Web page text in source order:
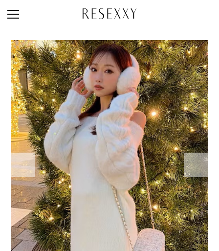
STAFF STYLE
NEWS
MAGAZINE
LOOK BOOK
NEW ARRIVAL
RANKING
STYLE PHOTO
ACCOUNT
SHOP LIST
CONCEPT
ONLINE STORE
COMPANY